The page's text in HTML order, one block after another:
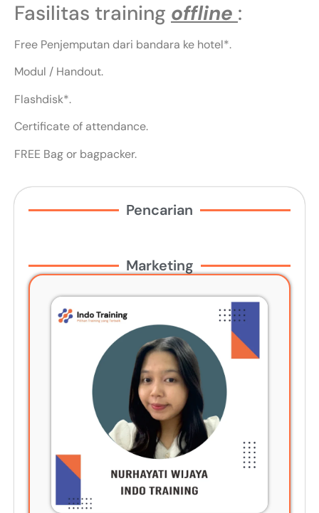
Fasilitas training offline :
Free Penjemputan dari bandara ke hotel*.
Modul / Handout.
Flashdisk*.
Certificate of attendance.
FREE Bag or bagpacker.
Pencarian
Marketing